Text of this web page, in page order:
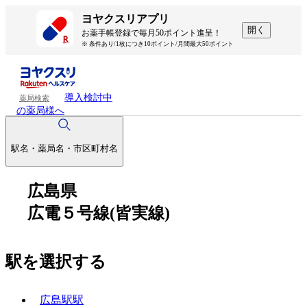
ヨヤクスリアプリ
お薬手帳登録で毎月50ポイント進呈！
※ 条件あり/1枚につき10ポイント/月間最大50ポイント
開く
薬局検索
導入検討中
の薬局様へ
駅名・薬局名・市区町村名
広島県
広電５号線(皆実線)
駅を選択する
広島駅駅